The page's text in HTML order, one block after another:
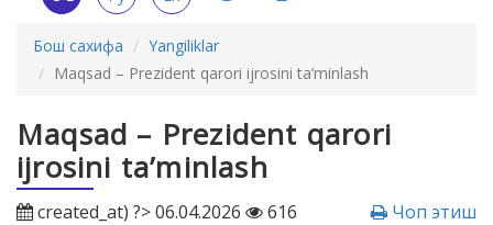
Бош сахифа
Yangiliklar
Maqsad – Prezident qarori ijrosini ta’minlash
Maqsad – Prezident qarori
ijrosini ta’minlash
created_at) ?> 06.04.2026 616 Чоп этиш